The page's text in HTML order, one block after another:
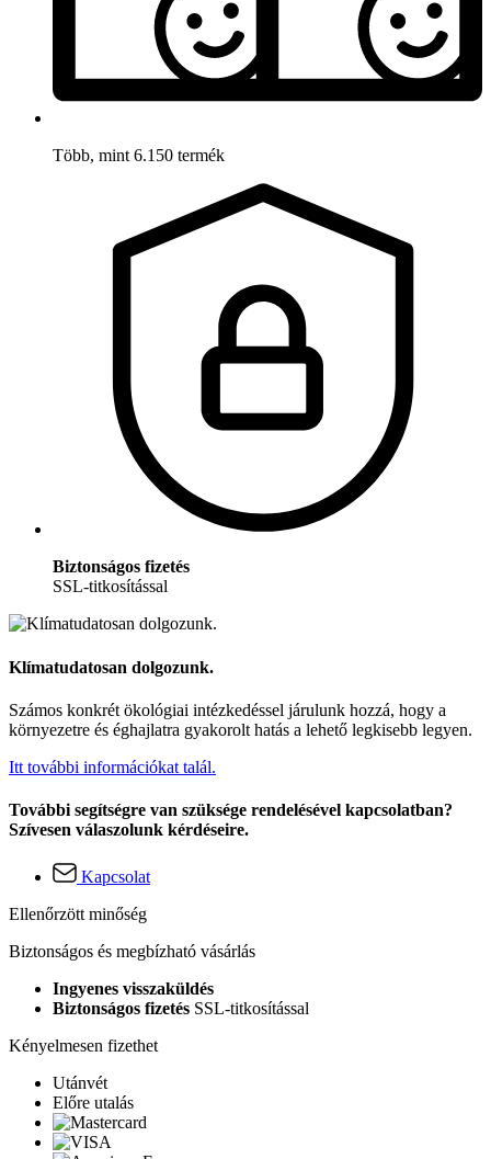
Több, mint 6.150 termék
Biztonságos fizetés
SSL-titkosítással
Klímatudatosan dolgozunk.
Számos konkrét ökológiai intézkedéssel járulunk hozzá, hogy a
környezetre és éghajlatra gyakorolt hatás a lehető legkisebb legyen.
Itt további információkat talál.
További segítségre van szüksége rendelésével kapcsolatban?
Szívesen válaszolunk kérdéseire.
Kapcsolat
Ellenőrzött minőség
Biztonságos és megbízható vásárlás
Ingyenes visszaküldés
Biztonságos fizetés SSL-titkosítással
Kényelmesen fizethet
Utánvét
Előre utalás